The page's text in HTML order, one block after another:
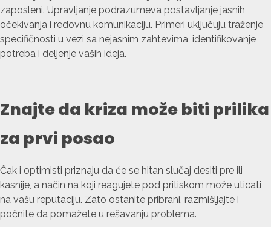
zaposleni. Upravljanje podrazumeva postavljanje jasnih
očekivanja i redovnu komunikaciju. Primeri uključuju traženje
specifičnosti u vezi sa nejasnim zahtevima, identifikovanje
potreba i deljenje vaših ideja.
Znajte da kriza može biti prilika
za prvi posao
Čak i optimisti priznaju da će se hitan slučaj desiti pre ili
kasnije, a način na koji reagujete pod pritiskom može uticati
na vašu reputaciju. Zato ostanite pribrani, razmišljajte i
počnite da pomažete u rešavanju problema.